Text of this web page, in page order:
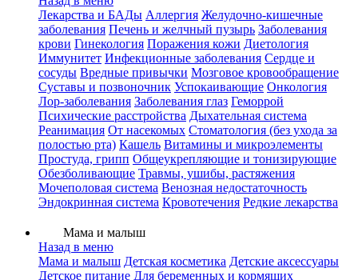
Лекарства и БАДы Аллергия Желудочно-кишечные
заболевания Печень и желчный пузырь Заболевания
крови Гинекология Поражения кожи Диетология
Иммунитет Инфекционные заболевания Сердце и
сосуды Вредные привычки Мозговое кровообращение
Суставы и позвоночник Успокаивающие Онкология
Лор-заболевания Заболевания глаз Геморрой
Психические расстройства Дыхательная система
Реанимация От насекомых Стоматология (без ухода за
полостью рта) Кашель Витамины и микроэлементы
Простуда, грипп Общеукрепляющие и тонизирующие
Обезболивающие Травмы, ушибы, растяжения
Мочеполовая система Венозная недостаточность
Эндокринная система Кровотечения Редкие лекарства
Мама и малыш
Назад в меню
Мама и малыш Детская косметика Детские аксессуары
Детское питание Для беременных и кормящих